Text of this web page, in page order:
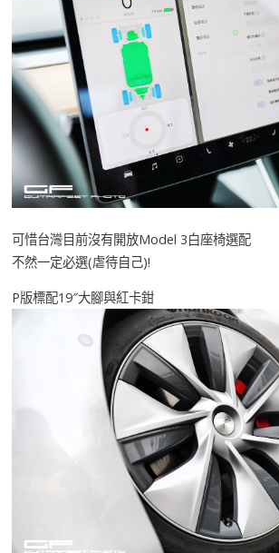
可惜台灣目前沒有開放Model 3白座椅選配
不然一定必選(虐待自己)!
P版標配19″大腳與紅卡鉗